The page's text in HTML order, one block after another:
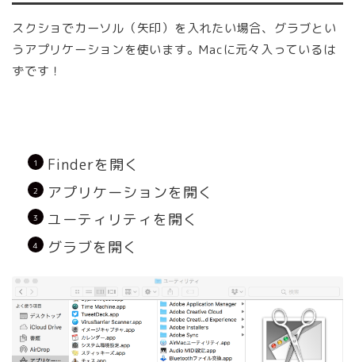
スクショでカーソル（矢印）を入れたい場合、グラブとい
うアプリケーションを使います。Macに元々入っているは
ずです！
Finderを開く
アプリケーションを開く
ユーティリティを開く
グラブを開く